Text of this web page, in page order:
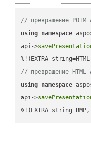
// превращение
using namespace
api->
// превращение HTML
using namespace
api->
%!(EXTRA